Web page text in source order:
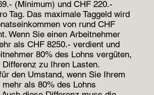
(Minimum) und CHF 220.-
Tag. Das maximale Taggeld wird
von rund CHF
Wenn Sie einen Arbeitnehmer
als CHF 8250.- verdient und
80% des Lohns vergüten,
Differenz zu Ihren Lasten.
den Umstand, wenn Sie Ihrem
als 80% des Lohns